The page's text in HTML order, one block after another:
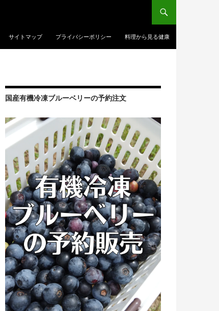
サイトマップ プライバシーポリシー 料理から見る健康
国産有機冷凍ブルーベリーの予約注文